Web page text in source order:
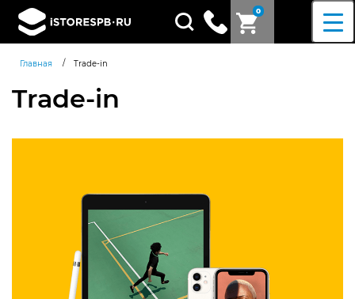
0
Поиск
товаров
Главная / Trade-in
Trade-in